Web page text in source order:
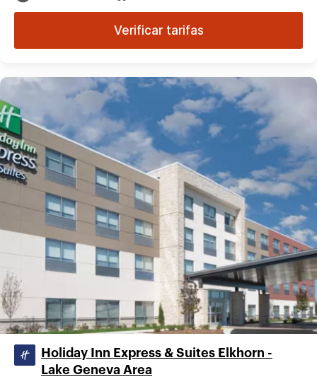
Verificar tarifas
Holiday Inn Express & Suites Elkhorn -
Lake Geneva Area